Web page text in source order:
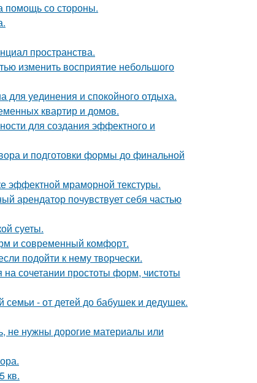
помощь со стороны.
пространства.
изменить восприятие небольшого
уединения и спокойного отдыха.
квартир и домов.
для создания эффектного и
и подготовки формы до финальной
эффектной мраморной текстуры.
арендатор почувствует себя частью
суеты.
и современный комфорт.
подойти к нему творчески.
сочетании простоты форм, чистоты
- от детей до бабушек и дедушек.
не нужны дорогие материалы или
кв.